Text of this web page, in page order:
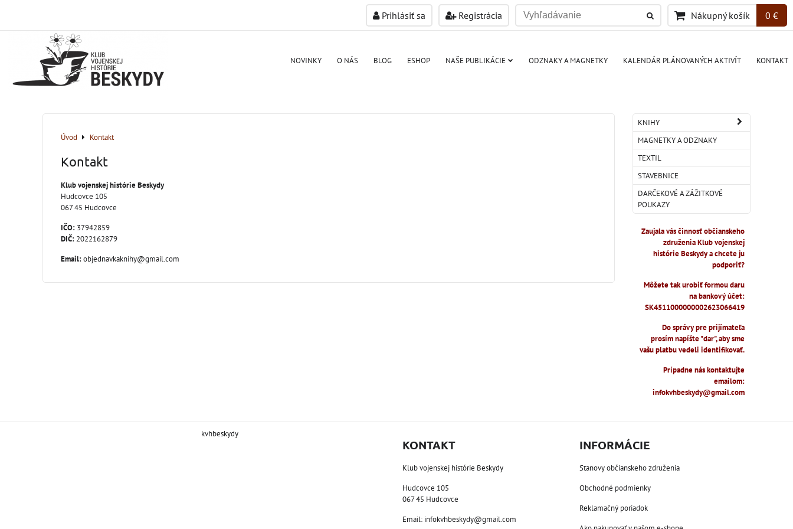
Prihlásiť sa Registrácia Nákupný košík 0 €
NOVINKY O NÁS BLOG ESHOP NAŠE PUBLIKÁCIE ODZNAKY A MAGNETKY KALENDÁR PLÁNOVANÝCH AKTIVÍT KONTAKT
Úvod Kontakt
Kontakt
Klub vojenskej histórie Beskydy
Hudcovce 105
067 45 Hudcovce
IČO: 37942859
DIČ: 2022162879
Email:objednavkaknihy@gmail.com
KNIHY
MAGNETKY A ODZNAKY
TEXTIL
STAVEBNICE
DARČEKOVÉ A ZÁŽITKOVÉ
POUKAZY
Zaujala vás činnosť občianskeho
združenia Klub vojenskej
histórie Beskydy a chcete ju
podporiť?
Môžete tak urobiť formou daru
na bankový účet:
SK4511000000002623066419
Do správy pre prijímateľa
prosím napíšte "dar", aby sme
vašu platbu vedeli identifikovať.
Prípadne nás kontaktujte
emailom:
infokvhbeskydy@gmail.com
kvhbeskydy
KONTAKT
Klub vojenskej histórie Beskydy
Hudcovce 105
067 45 Hudcovce
Email: infokvhbeskydy@gmail.com
INFORMÁCIE
Stanovy občianskeho združenia
Obchodné podmienky
Reklamačný poriadok